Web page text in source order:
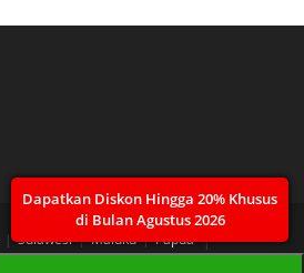
Dapatkan Diskon Hingga 20% Khusus
di Bulan Agustus 2026
Sulawesi Maluku
Papua